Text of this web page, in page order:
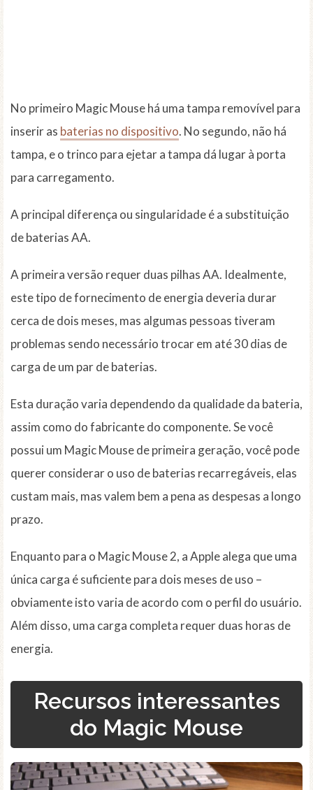
No primeiro Magic Mouse há uma tampa removível para
inserir as baterias no dispositivo. No segundo, não há
tampa, e o trinco para ejetar a tampa dá lugar à porta
para carregamento.
A principal diferença ou singularidade é a substituição
de baterias AA.
A primeira versão requer duas pilhas AA. Idealmente,
este tipo de fornecimento de energia deveria durar
cerca de dois meses, mas algumas pessoas tiveram
problemas sendo necessário trocar em até 30 dias de
carga de um par de baterias.
Esta duração varia dependendo da qualidade da bateria,
assim como do fabricante do componente. Se você
possui um Magic Mouse de primeira geração, você pode
querer considerar o uso de baterias recarregáveis, elas
custam mais, mas valem bem a pena as despesas a longo
prazo.
Enquanto para o Magic Mouse 2, a Apple alega que uma
única carga é suficiente para dois meses de uso –
obviamente isto varia de acordo com o perfil do usuário.
Além disso, uma carga completa requer duas horas de
energia.
Recursos interessantes
do Magic Mouse